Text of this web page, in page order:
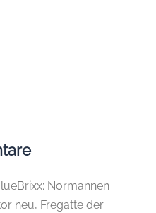
Normannen
neu, Fregatte der